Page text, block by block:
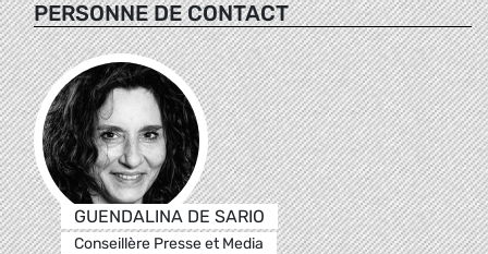
PERSONNE DE CONTACT
GUENDALINA DE SARIO
Conseillère Presse et Media